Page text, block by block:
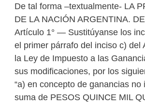
De tal forma –textualmente- LA
DE LA NACIÓN ARGENTINA.
Artículo 1° — Sustitúyanse los
el primer párrafo del inciso c) del
la Ley de Impuesto a las
sus modificaciones, por los
“a) en concepto de ganancias no
suma de PESOS QUINCE MIL